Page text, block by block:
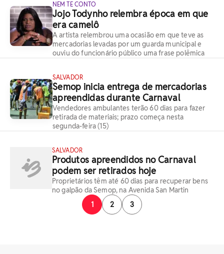
NEM TE CONTO
Jojo Todynho relembra época em que
era camelô
A artista relembrou uma ocasião em que teve as
mercadorias levadas por um guarda municipal e
ouviu do funcionário público uma frase polêmica
SALVADOR
Semop inicia entrega de mercadorias
apreendidas durante Carnaval
Vendedores ambulantes terão 60 dias para fazer
retirada de materiais; prazo começa nesta
segunda-feira (15)
SALVADOR
Produtos apreendidos no Carnaval
podem ser retirados hoje
Proprietários têm até 60 dias para recuperar bens
no galpão da Semop, na Avenida San Martin
1
2 3